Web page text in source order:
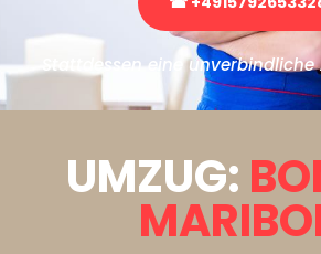
Stattdessen eine unverbindliche
UMZUG: